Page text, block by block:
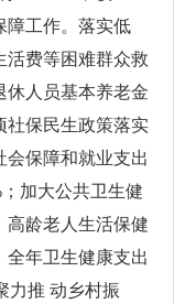
障工作。落实低
活费等困难群众救
休人员基本养老金
社保民生政策落实
会保障和就业支出
加大公共卫生健
高龄老人生活保健
全年卫生健康支出
力推 动乡村振